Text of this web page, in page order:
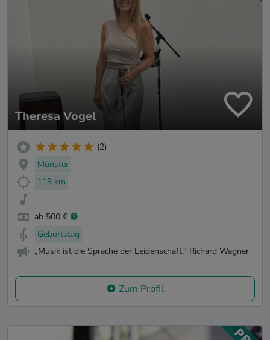
Theresa Vogel
(2)
Münster
119 km
ab 500 €
Geburtstag
„Musik ist die Sprache der Leidenschaft.‘‘ Richard Wagner
Zum Profil